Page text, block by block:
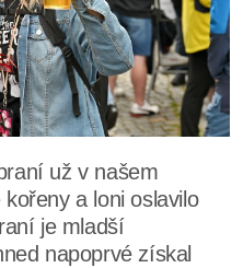
už v našem
a loni oslavilo
je mladší
napoprvé získal